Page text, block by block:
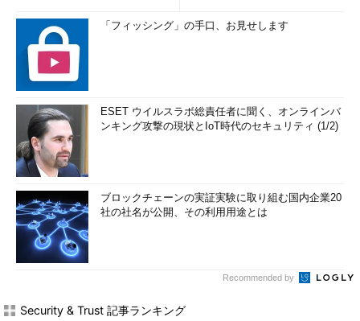
「フィッシング」の手口、お見せします
ESET ウイルスラボ総責任者に聞く、オンラインバ
ンキング攻撃の現状とIoT時代のセキュリティ (1/2)
ブロックチェーンの実証実験に取り組む国内企業20
社の社名が公開、その利用用途とは
Recommended by
Security & Trust 記事ランキング